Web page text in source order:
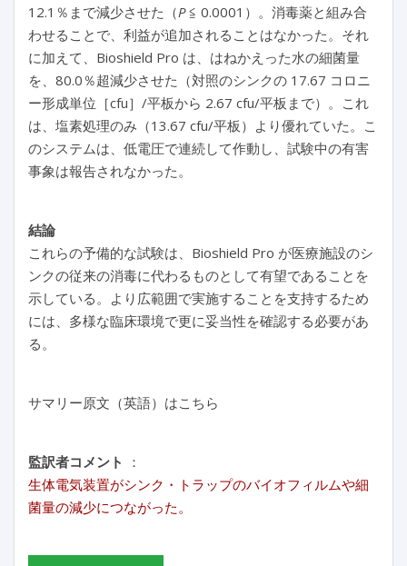
12.1％まで減少させた（P≦ 0.0001）。消毒薬と組み合
わせることで、利益が追加されることはなかった。それ
に加えて、Bioshield Pro は、はねかえった水の細菌量
を、80.0％超減少させた（対照のシンクの 17.67 コロニ
ー形成単位［cfu］/平板から 2.67 cfu/平板まで）。これ
は、塩素処理のみ（13.67 cfu/平板）より優れていた。こ
のシステムは、低電圧で連続して作動し、試験中の有害
事象は報告されなかった。
結論
これらの予備的な試験は、Bioshield Pro が医療施設のシ
ンクの従来の消毒に代わるものとして有望であることを
示している。より広範囲で実施することを支持するため
には、多様な臨床環境で更に妥当性を確認する必要があ
る。
サマリー原文（英語）はこちら
監訳者コメント
：
生体電気装置がシンク・トラップのバイオフィルムや細
菌量の減少につながった。